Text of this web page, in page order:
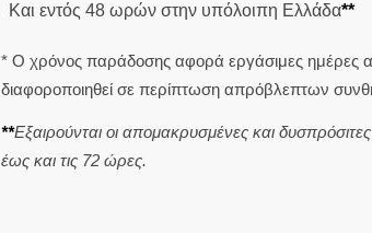
Και εντός 48 ωρών στην υπόλοιπη Ελλάδα**
* Ο χρόνος παράδοσης αφορά εργάσιμες ημέρες
διαφοροποιηθεί σε περίπτωση απρόβλεπτων
**Εξαιρούνται οι απομακρυσμένες και
έως και τις 72 ώρες.